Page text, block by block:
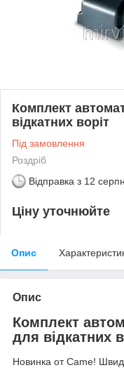
Комплект
відкатних воріт
Під замовлення
Роздріб
Відправка з 12
Ціну уточнюйте
Опис
Опис
Комплект
для відкатних
Новинка от Came!